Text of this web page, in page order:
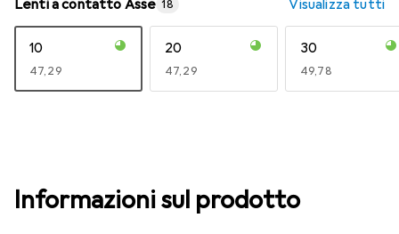
Lenti a contatto Asse 18 Visualizza tutti
10
EUR
47,29
20
EUR
47,29
30
EUR
49,78
Informazioni sul prodotto